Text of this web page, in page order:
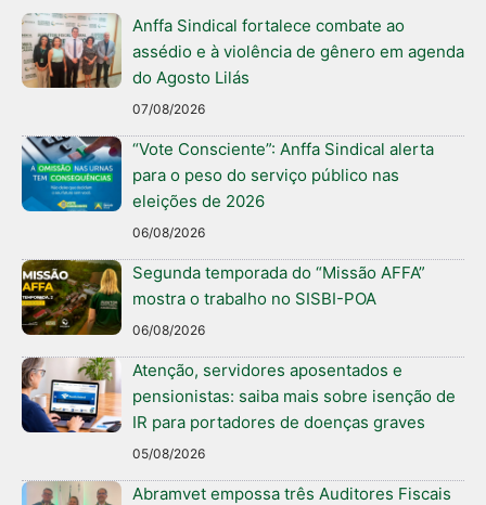
Anffa Sindical fortalece combate ao
assédio e à violência de gênero em agenda
do Agosto Lilás
07/08/2026
“Vote Consciente”: Anffa Sindical alerta
para o peso do serviço público nas
eleições de 2026
06/08/2026
Segunda temporada do “Missão AFFA”
mostra o trabalho no SISBI-POA
06/08/2026
Atenção, servidores aposentados e
pensionistas: saiba mais sobre isenção de
IR para portadores de doenças graves
05/08/2026
Abramvet empossa três Auditores Fiscais